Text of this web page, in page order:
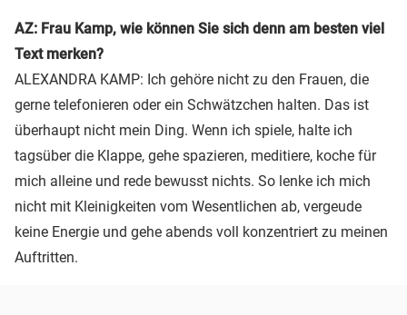
AZ: Frau Kamp, wie können Sie sich denn am besten viel
Text merken?
ALEXANDRA KAMP: Ich gehöre nicht zu den Frauen, die
gerne telefonieren oder ein Schwätzchen halten. Das ist
überhaupt nicht mein Ding. Wenn ich spiele, halte ich
tagsüber die Klappe, gehe spazieren, meditiere, koche für
mich alleine und rede bewusst nichts. So lenke ich mich
nicht mit Kleinigkeiten vom Wesentlichen ab, vergeude
keine Energie und gehe abends voll konzentriert zu meinen
Auftritten.